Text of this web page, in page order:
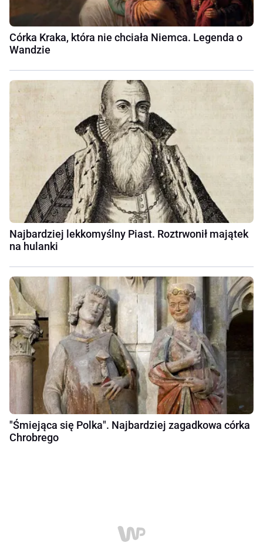
Córka Kraka, która nie chciała Niemca. Legenda o
Wandzie
Najbardziej lekkomyślny Piast. Roztrwonił majątek
na hulanki
"Śmiejąca się Polka". Najbardziej zagadkowa córka
Chrobrego